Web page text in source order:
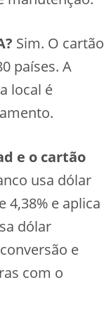
Sim. O cartão
países. A
local é
e o cartão
usa dólar
4,38% e aplica
dólar
e
com o